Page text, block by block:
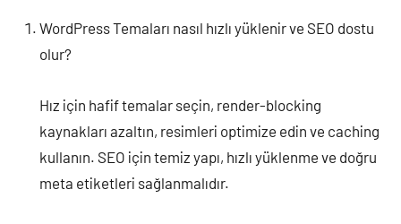
WordPress Temaları nasıl hızlı yüklenir ve SEO dostu
olur?
Hız için hafif temalar seçin, render-blocking
kaynakları azaltın, resimleri optimize edin ve caching
kullanın. SEO için temiz yapı, hızlı yüklenme ve doğru
meta etiketleri sağlanmalıdır.